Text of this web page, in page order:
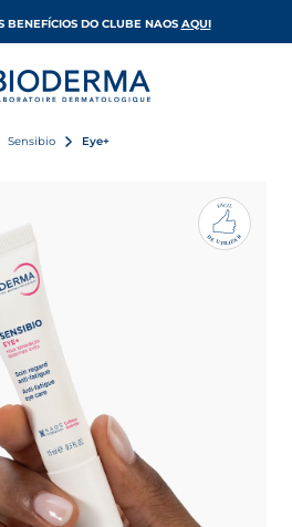
BENEFÍCIOS DO CLUBE NAOS AQUIOPENS IN A
Sensibio Eye+
DEUTILIZAR
FÁCIL